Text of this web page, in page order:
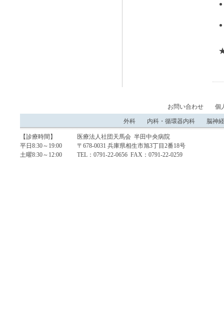
お問い合わせ 個
外科 内科・循環器内科 脳神
【診療時間】
平日8:30～19:00
土曜8:30～12:00
医療法人社団天馬会 半田中央病院
〒678-0031 兵庫県相生市旭3丁目2番18号
TEL：0791-22-0656 FAX：0791-22-0259